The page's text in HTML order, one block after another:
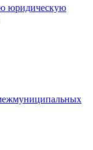
юридическую